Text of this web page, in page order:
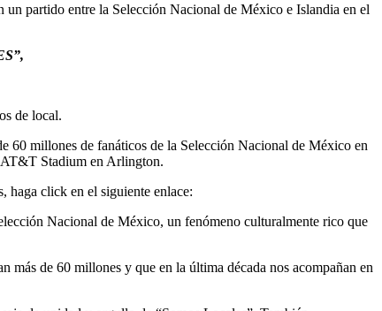
partido entre la Selección Nacional de México e Islandia en el
de local.
60 millones de fanáticos de la Selección Nacional de México en
AT&T Stadium en Arlington.
haga click en el siguiente enlace:
Nacional de México, un fenómeno culturalmente rico que
más de 60 millones y que en la última década nos acompañan en